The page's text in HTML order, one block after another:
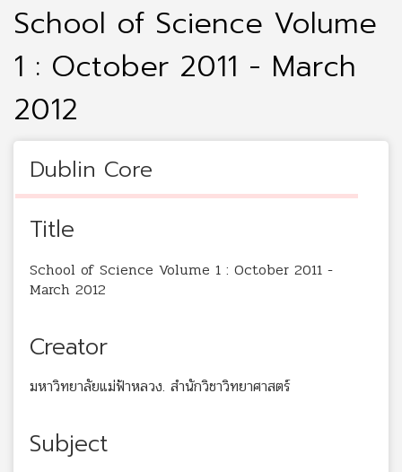
School of Science Volume
1 : October 2011 - March
2012
Dublin Core
Title
School of Science Volume 1 : October 2011 -
March 2012
Creator
มหาวิทยาลัยแม่ฟ้าหลวง. สำนักวิชาวิทยาศาสตร์
Subject